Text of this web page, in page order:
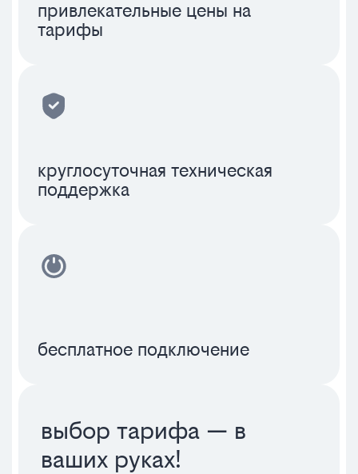
привлекательные цены на
тарифы
круглосуточная техническая
поддержка
бесплатное подключение
выбор тарифа — в
ваших руках!